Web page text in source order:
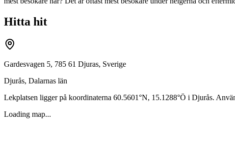
Hitta hit
Gardesvagen 5, 785 61 Djuras, Sverige
Djurås, Dalarnas län
Lekplatsen ligger på koordinaterna 60.5601°N, 15.1288°Ö i Djurås.
Loading map...